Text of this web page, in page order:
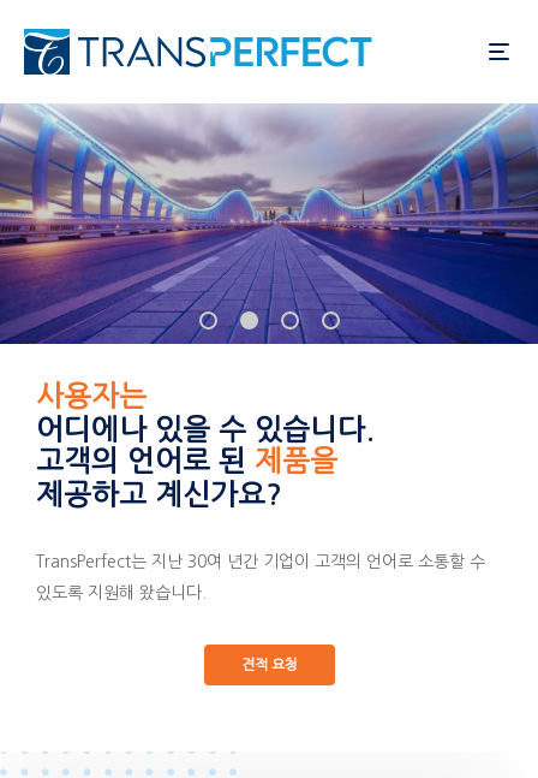
요
텐
건
너
뛰
기
목표 시장은
어디에나 있을 수 있습니다.
고객의 언어로 된 고객 경험을
제공하고 계신가요?
TransPerfect는 지난 30여 년간 기업이 고객의 언어로 소통할 수
있도록 지원해 왔습니다.
견적 요청